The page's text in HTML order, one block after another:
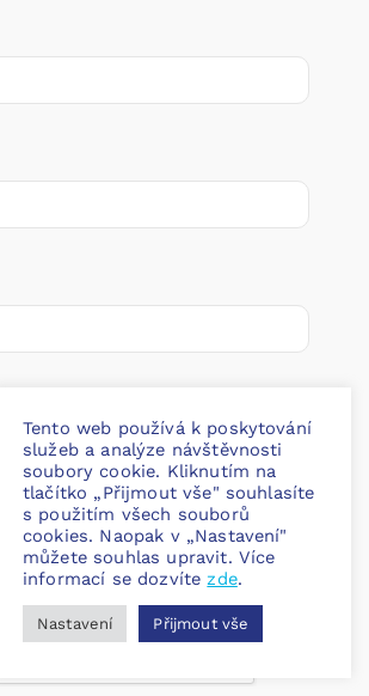
novinky v newsletteru
Tento web používá k poskytování
služeb a analýze návštěvnosti
soubory cookie. Kliknutím na
tlačítko „Přijmout vše" souhlasíte
s použitím všech souborů
cookies. Naopak v „Nastavení"
můžete souhlas upravit. Více
informací se dozvítezde.
Nastavení Přijmout vše